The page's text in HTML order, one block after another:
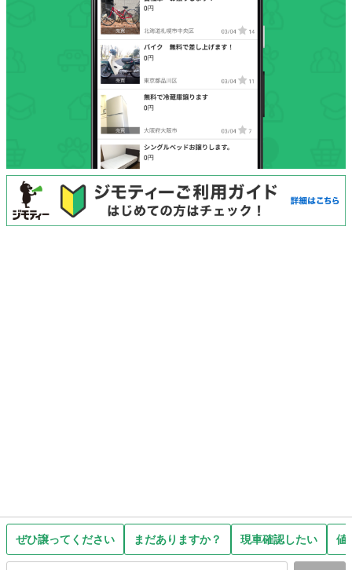
ぜひ譲ってください まだありますか？ 現車確認したい 値